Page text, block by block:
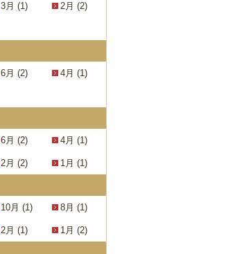
3月 (1) 2月 (2)
6月 (2) 4月 (1)
6月 (2) 4月 (1)
2月 (2) 1月 (1)
10月 (1) 8月 (1)
2月 (1) 1月 (2)